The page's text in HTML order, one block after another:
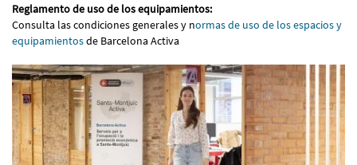
Reglamento de uso de los equipamientos:
Consulta las condiciones generales y normas de uso de los espacios y
equipamientosde Barcelona Activa